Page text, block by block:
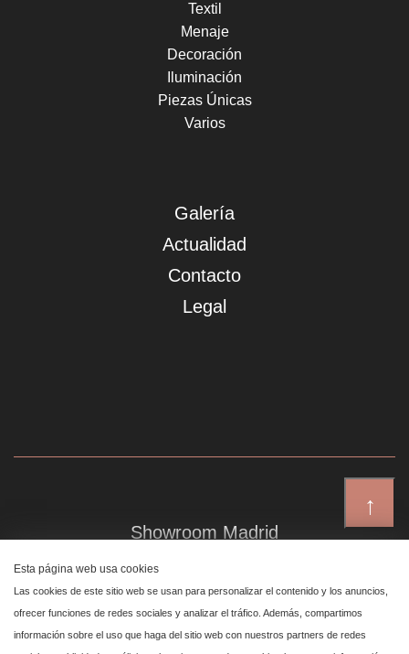
↑
Textil
Menaje
Decoración
Iluminación
Piezas Únicas
Varios
Galería
Actualidad
Contacto
Legal
Showroom Madrid
Plaza de Canalejas 6, 4 izq
Centro, 28014 Madrid
Esta página web usa cookies
Las cookies de este sitio web se usan para personalizar el contenido y los anuncios,
ofrecer funciones de redes sociales y analizar el tráfico. Además, compartimos
información sobre el uso que haga del sitio web con nuestros partners de redes